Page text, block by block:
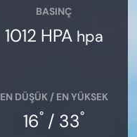
BASINÇ
1012 HPA hpa
EN DÜŞÜK / EN YÜKSEK
16° / 33°